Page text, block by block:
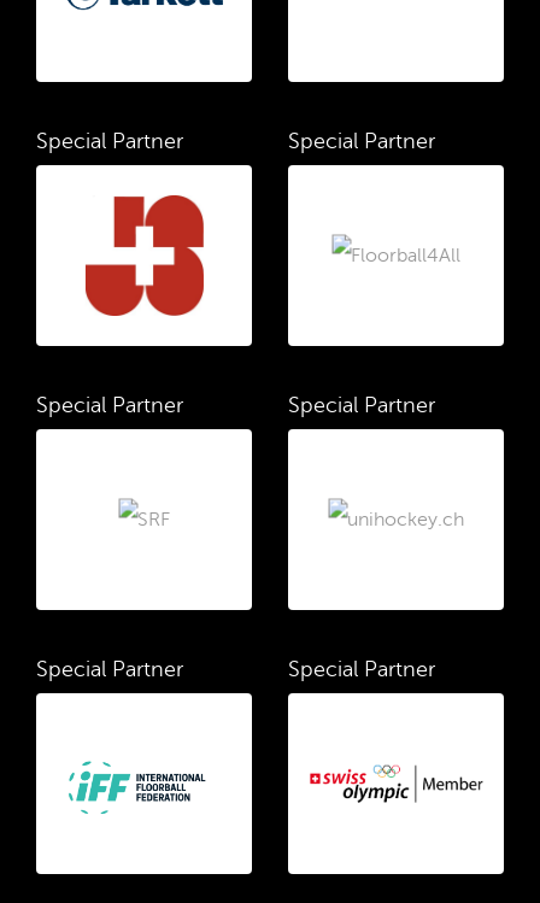
Special Partner Special Partner
Special Partner Special Partner
Special Partner Special Partner